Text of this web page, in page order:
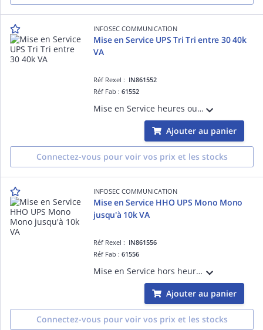
INFOSEC COMMUNICATION
Mise en Service UPS Tri Tri entre 30 40k
VA
Réf Rexel : IN861552
Réf Fab :61552
Mise en Service heures ouvrées Onduleur Tri Tri entre 30 40k VA Hors Manutention, Enlèvement, Recyclage sur toutes les refs
Ajouter au panier
Connectez-vous pour voir vos prix et les stocks
INFOSEC COMMUNICATION
Mise en Service HHO UPS Mono Mono
jusqu'à 10k VA
Réf Rexel : IN861556
Réf Fab :61556
Mise en Service hors heures ouvrées Onduleur Mono Mono jusqu'à 10k VA (D365) Hors Manutention, Enlèvement, Recyclage sur toutes les refs
Ajouter au panier
Connectez-vous pour voir vos prix et les stocks